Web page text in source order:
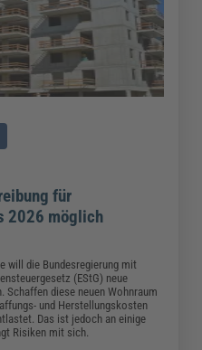
für
2026 möglich
will die Bundesregierung mit
(EStG) neue
diese neuen Wohnraum
und Herstellungskosten
Das ist jedoch an einige
Risiken mit sich.